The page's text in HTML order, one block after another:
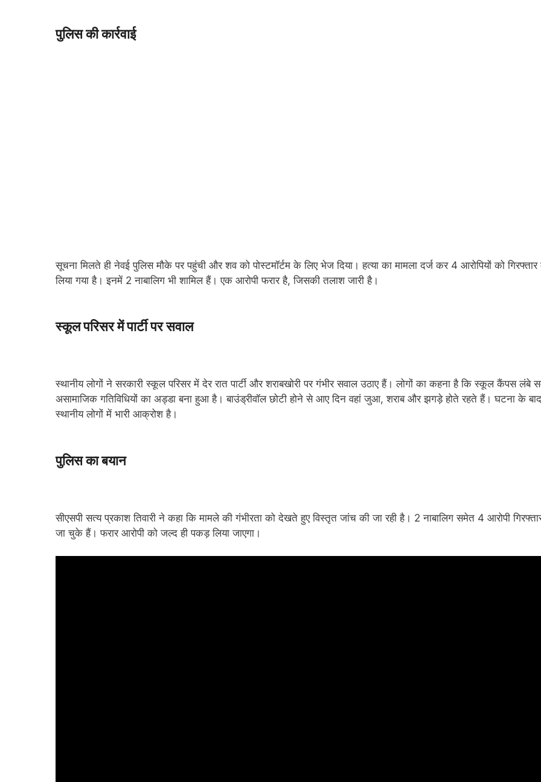
पुलिस की कार्रवाई
सूचना मिलते ही नेवई पुलिस मौके पर पहुंची और शव को पोस्टमॉर्टम के लिए भेज दिया। हत्या का मामला दर्ज कर 4 आरोपियों को
लिया गया है। इनमें 2 नाबालिग भी शामिल हैं। एक आरोपी फरार है, जिसकी तलाश जारी है।
स्कूल परिसर में पार्टी पर सवाल
स्थानीय लोगों ने सरकारी स्कूल परिसर में देर रात पार्टी और शराबखोरी पर गंभीर सवाल उठाए हैं। लोगों का कहना है कि स्कूल कैंपस लंबे
असामाजिक गतिविधियों का अड्डा बना हुआ है। बाउंड्रीवॉल छोटी होने से आए दिन वहां जुआ, शराब और झगड़े होते रहते हैं। घटना के बाद
स्थानीय लोगों में भारी आक्रोश है।
पुलिस का बयान
सीएसपी सत्य प्रकाश तिवारी ने कहा कि मामले की गंभीरता को देखते हुए विस्तृत जांच की जा रही है। 2 नाबालिग समेत 4 आरोपी
जा चुके हैं। फरार आरोपी को जल्द ही पकड़ लिया जाएगा।